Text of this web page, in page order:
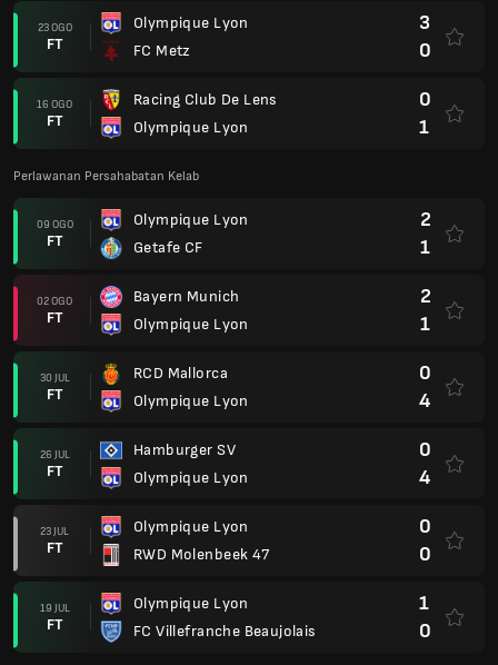
23 OGO
FT
Olympique Lyon
FC Metz
3
0
16 OGO
FT
Racing Club De Lens
Olympique Lyon
0
1
Perlawanan Persahabatan Kelab
09 OGO
FT
Olympique Lyon
Getafe CF
2
1
02 OGO
FT
Bayern Munich
Olympique Lyon
2
1
30 JUL
FT
RCD Mallorca
Olympique Lyon
0
4
26 JUL
FT
Hamburger SV
Olympique Lyon
0
4
23 JUL
FT
Olympique Lyon
RWD Molenbeek 47
0
0
19 JUL
FT
Olympique Lyon
FC Villefranche Beaujolais
1
0